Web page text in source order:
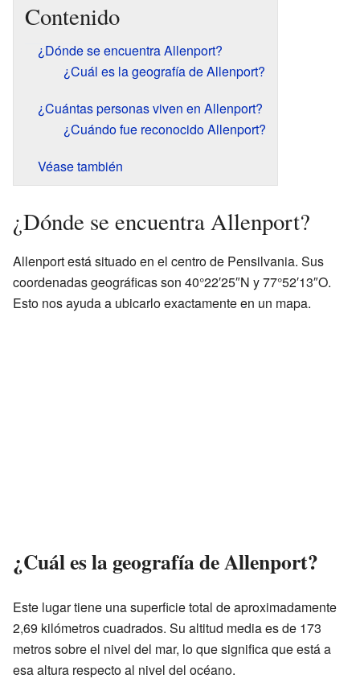
Contenido
¿Dónde se encuentra Allenport?
¿Cuál es la geografía de Allenport?
¿Cuántas personas viven en Allenport?
¿Cuándo fue reconocido Allenport?
Véase también
¿Dónde se encuentra Allenport?
Allenport está situado en el centro de Pensilvania. Sus
coordenadas geográficas son 40°22′25″N y 77°52′13″O.
Esto nos ayuda a ubicarlo exactamente en un mapa.
¿Cuál es la geografía de Allenport?
Este lugar tiene una superficie total de aproximadamente
2,69 kilómetros cuadrados. Su altitud media es de 173
metros sobre el nivel del mar, lo que significa que está a
esa altura respecto al nivel del océano.